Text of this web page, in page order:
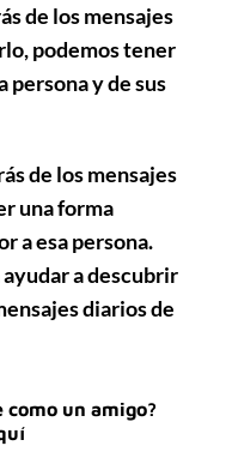
de los mensajes
podemos tener
persona y de sus
de los mensajes
una forma
a esa persona.
a descubrir
diarios de
como un amigo?